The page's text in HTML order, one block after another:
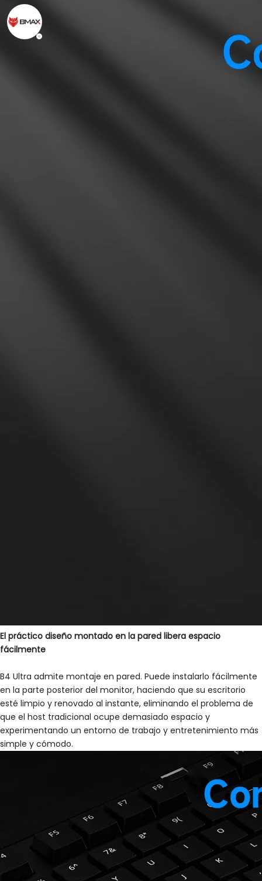
El práctico diseño montado en la pared libera espacio
fácilmente
B4 Ultra admite montaje en pared. Puede instalarlo fácilmente
en la parte posterior del monitor, haciendo que su escritorio
esté limpio y renovado al instante, eliminando el problema de
que el host tradicional ocupe demasiado espacio y
experimentando un entorno de trabajo y entretenimiento más
simple y cómodo.